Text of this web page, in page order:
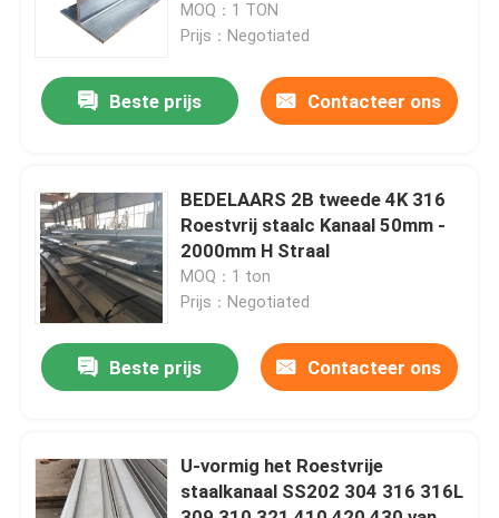
Ongeveer ons
Fabrieksreis
Contacteer ons
Verzoek om een Citaat
De Rol van het Tiscoroestvrije staal
Het Blad van de Koolstofstaalplaat
MOQ：1 TON
Prijs：Negotiated
Beste prijs Contacteer ons
BEDELAARS 2B tweede 4K 316
Roestvrij staalc Kanaal 50mm -
2000mm H Straal
MOQ：1 ton
Prijs：Negotiated
Beste prijs Contacteer ons
U-vormig het Roestvrije
staalkanaal SS202 304 316 316L